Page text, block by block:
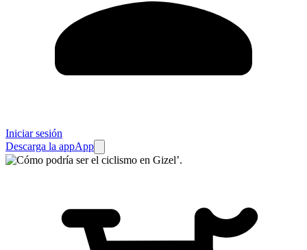
Iniciar sesión
Descarga la appApp